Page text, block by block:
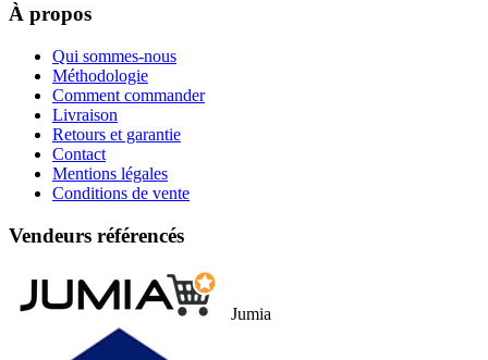
À propos
Qui sommes-nous
Méthodologie
Comment commander
Livraison
Retours et garantie
Contact
Mentions légales
Conditions de vente
Vendeurs référencés
Jumia